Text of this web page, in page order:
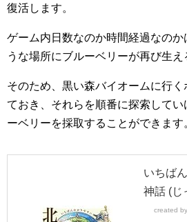
復活します。
ゲーム内日数なのか時間経過なのか
うな場所にブルーベリーが再び生え
そのため、黒い森バイオームに行
ておき、それらを順番に探索して
ーベリーを採取することができます
いちば
神話 (じ
created by